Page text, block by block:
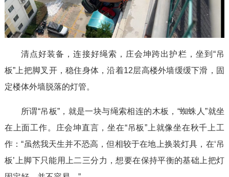
清点好装备，连接好绳索，庄会坤跨出护栏，坐到“吊
板”上把脚叉开，稳住身体，沿着12层高楼外墙缓缓下滑，固
定楼体外墙脱落的灯管。
所谓“吊板”，就是一块与绳索相连的木板，“蜘蛛人”就坐
在上面工作。庄会坤直言，坐在“吊板”上就像坐在秋千上工
作：“虽然我天生并不恐高，但相较于在地上换装灯具，在‘吊
板’上脚下只能用上二三分力，想要在保持平衡的基础上把灯